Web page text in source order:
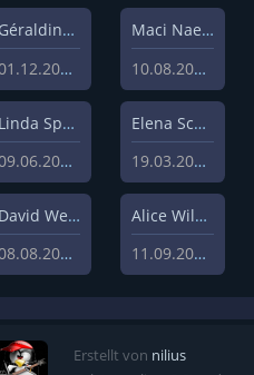
Géraldine Hohmann
01.12.2020
Maci Naeem Cheema
10.08.2020
Linda Sprenger
09.06.2019
Elena Schulz
19.03.2019
David Weisz
08.08.2020
Alice Wilczynski
11.09.2020
Erstellt von nilius